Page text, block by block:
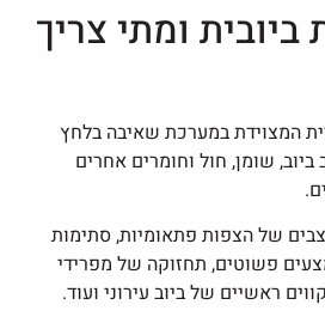
ומתי צריך
המצוידת במערכת שאיבה בלחץ
שומן, חול וחומרים אחרים
של הצפות פתאומיות, סתימות
פשוטים, תחזוקה של מפרידי
ראשיים של ביוב עירוני ועוד.